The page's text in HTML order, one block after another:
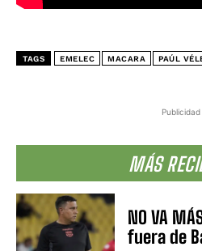
Publicidad
MÁS
NO VA
fuera de
TAGS EMELEC MACARA PAÚL